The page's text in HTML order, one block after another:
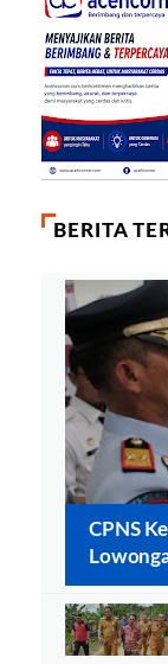
BERITA
CPNS